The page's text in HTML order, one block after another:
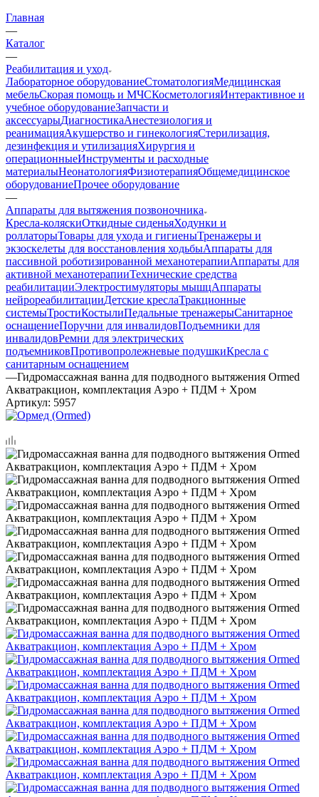
Главная
—
Каталог
—
Реабилитация и уход
Лабораторное оборудованиеСтоматологияМедицинская
мебельСкорая помощь и МЧСКосметологияИнтерактивное и
учебное оборудованиеЗапчасти и
аксессуарыДиагностикаАнестезиология и
реанимацияАкушерство и гинекологияСтерилизация,
дезинфекция и утилизацияХирургия и
операционныеИнструменты и расходные
материалыНеонатологияФизиотерапияОбщемедицинское
оборудованиеПрочее оборудование
—
Аппараты для вытяжения позвоночника
Кресла-коляскиОткидные сиденьяХодунки и
роллаторыТовары для ухода и гигиеныТренажеры и
экзоскелеты для восстановления ходьбыАппараты для
пассивной роботизированной механотерапииАппараты для
активной механотерапииТехнические средства
реабилитацииЭлектростимуляторы мышцАппараты
нейрореабилитацииДетские креслаТракционные
системыТростиКостылиПедальные тренажерыСанитарное
оснащениеПоручни для инвалидовПодъемники для
инвалидовРемни для электрических
подъемниковПротивопролежневые подушкиКресла с
санитарным оснащением
—Гидромассажная ванна для подводного вытяжения Ormed
Акватракцион, комплектация Аэро + ПДМ + Хром
Артикул: 5957